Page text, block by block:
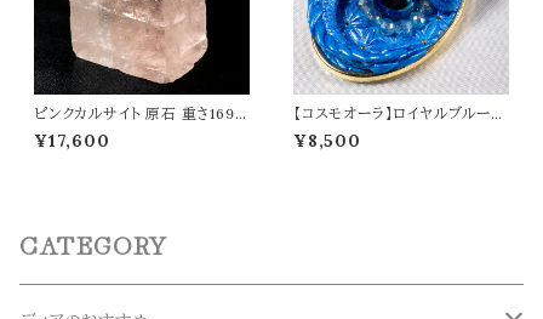
ピンクカルサイト 原石 重さ169g
天然石 パワーストーン t0585
¥17,600
【コスモオーラ】ロイヤルブルード
ラゴン ペンダントトップ オリジナ
ルアクセサリー 天然石 パワース
¥8,500
CATEGORY